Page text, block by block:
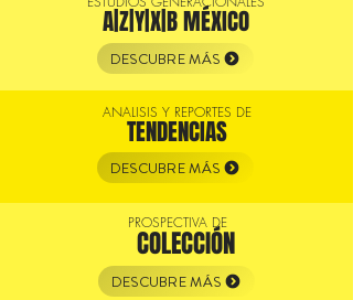
A|Z|Y|X|B MÉXICO
DESCUBRE MÁS
ANALISIS Y REPORTES DE
TENDENCIAS
DESCUBRE MÁS
PROSPECTIVA DE
COLECCIÓN
DESCUBRE MÁS